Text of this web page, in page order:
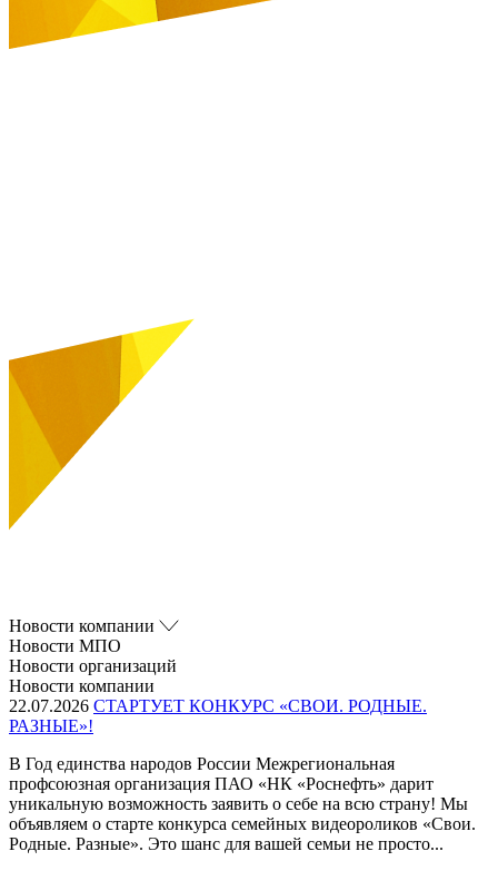
Новости компании
Новости МПО
Новости организаций
Новости компании
22.07.2026 СТАРТУЕТ КОНКУРС «СВОИ. РОДНЫЕ.
РАЗНЫЕ»!
В Год единства народов России Межрегиональная
профсоюзная организация ПАО «НК «Роснефть» дарит
уникальную возможность заявить о себе на всю страну! Мы
объявляем о старте конкурса семейных видеороликов «Свои.
Родные. Разные». Это шанс для вашей семьи не просто...